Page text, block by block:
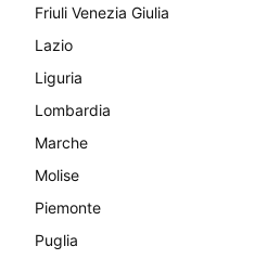
Friuli Venezia Giulia
Lazio
Liguria
Lombardia
Marche
Molise
Piemonte
Puglia